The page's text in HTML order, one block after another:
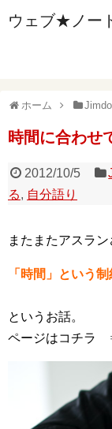
ウェブ★ノー
ホーム
時間に合わせ
2012/10/5
る, 自分語り
またまたアスラン
「時間」という
というお話。
ページはコチ